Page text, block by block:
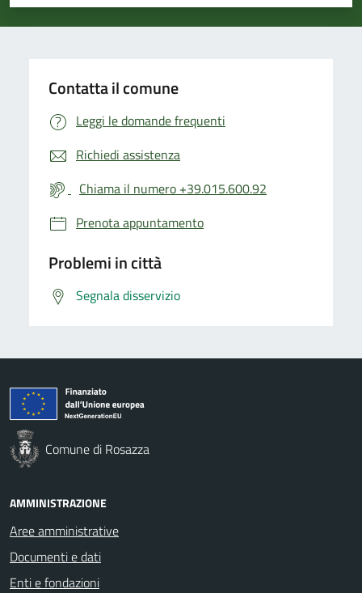
Contatta il comune
Leggi le domande frequenti
Richiedi assistenza
Chiama il numero +39.015.600.92
Prenota appuntamento
Problemi in città
Segnala disservizio
Comune di Rosazza
AMMINISTRAZIONE
Aree amministrative
Documenti e dati
Enti e fondazioni